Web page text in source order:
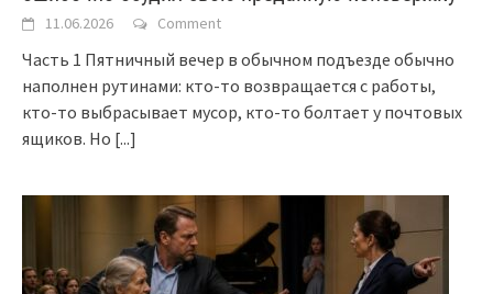
11.06.2026 Comment
Часть 1 Пятничный вечер в обычном подъезде обычно
наполнен рутинами: кто-то возвращается с работы,
кто-то выбрасывает мусор, кто-то болтает у почтовых
ящиков. Но [...]